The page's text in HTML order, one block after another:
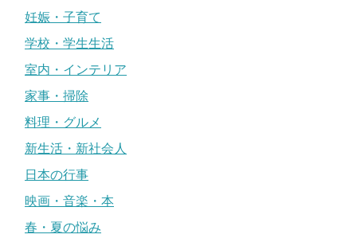
妊娠・子育て
学校・学生生活
室内・インテリア
家事・掃除
料理・グルメ
新生活・新社会人
日本の行事
映画・音楽・本
春・夏の悩み